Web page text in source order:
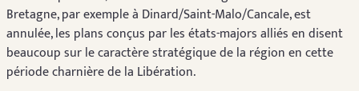
Bretagne, par exemple à Dinard/Saint-Malo/Cancale, est
annulée, les plans conçus par les états-majors alliés en disent
beaucoup sur le caractère stratégique de la région en cette
période charnière de la Libération.